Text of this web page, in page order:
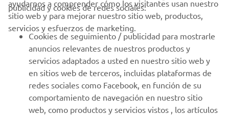
PROFESIONALES
MÁS YAMAHA
AYUDA
ayudarnos a comprender cómo los visitantes usan nuestro
sitio web y para mejorar nuestro sitio web, productos,
servicios y esfuerzos de marketing.
publicidad y cookies de redes sociales:
Cookies de seguimiento / publicidad para mostrarle
anuncios relevantes de nuestros productos y
servicios adaptados a usted en nuestro sitio web y
en sitios web de terceros, incluidas plataformas de
redes sociales como Facebook, en función de su
comportamiento de navegación en nuestro sitio
web, como productos y servicios vistos , los artículos